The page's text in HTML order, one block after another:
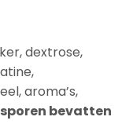
dextrose,
aroma’s,
bevatten